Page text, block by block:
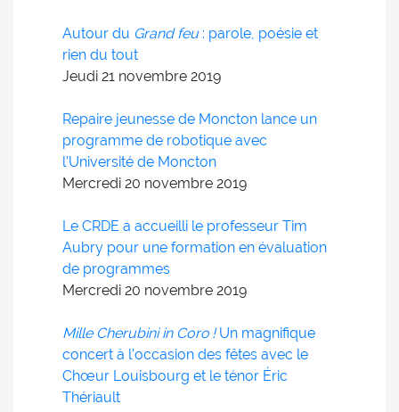
Autour du Grand feu: parole, poésie et
rien du tout
Jeudi 21 novembre 2019
Repaire jeunesse de Moncton lance un
programme de robotique avec
l’Université de Moncton
Mercredi 20 novembre 2019
Le CRDE a accueilli le professeur Tim
Aubry pour une formation en évaluation
de programmes
Mercredi 20 novembre 2019
Mille Cherubini in Coro !Un magnifique
concert à l’occasion des fêtes avec le
Chœur Louisbourg et le ténor Éric
Thériault